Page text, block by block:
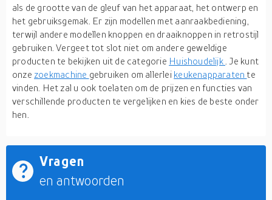
als de grootte van de gleuf van het apparaat, het ontwerp en
het gebruiksgemak. Er zijn modellen met aanraakbediening,
terwijl andere modellen knoppen en draaiknoppen in retrostijl
gebruiken. Vergeet tot slot niet om andere geweldige
producten te bekijken uit de categorie Huishoudelijk . Je kunt
onze zoekmachine gebruiken om allerlei keukenapparaten te
vinden. Het zal u ook toelaten om de prijzen en functies van
verschillende producten te vergelijken en kies de beste onder
hen.
Vragen
en antwoorden